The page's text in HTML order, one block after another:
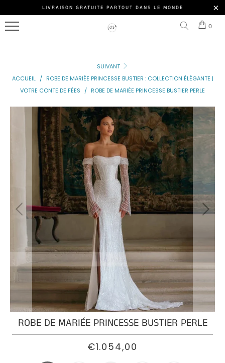
LIVRAISON GRATUITE PARTOUT DANS LE MONDE
Menu
ROBE
DE
MARIÉE
PRINCESSE
PAILLETTE
ROBE
MARIÉE
PRINCESSE
LUXE
ROBE
DE
MARIÉE
SIRÈNE
PRINCESSE
ROBE
DE
MARIÉE
ACCESSOIRE
CLIENTES
Connexion
S'inscrire
0
SUIVANT
ACCUEIL / ROBE DE MARIÉE PRINCESSE BUSTIER : COLLECTION ÉLÉGANTE |
VOTRE CONTE DE FÉES
/ ROBE DE MARIÉE PRINCESSE BUSTIER PERLE
ROBE DE MARIÉE PRINCESSE BUSTIER PERLE
€1.054,00